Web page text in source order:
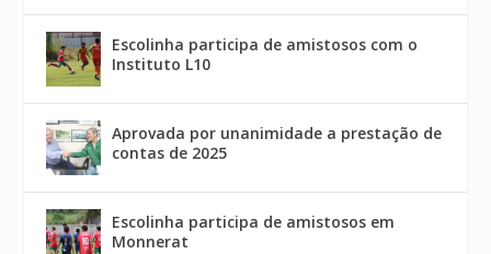
Escolinha participa de amistosos com o
Instituto L10
Aprovada por unanimidade a prestação de
contas de 2025
Escolinha participa de amistosos em
Monnerat